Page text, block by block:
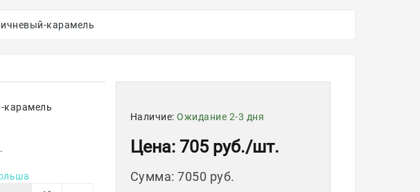
карамель
карамель
Наличие: Ожидание 2-3 дня
Цена: 705 руб./шт.
Сумма: 7050 руб.